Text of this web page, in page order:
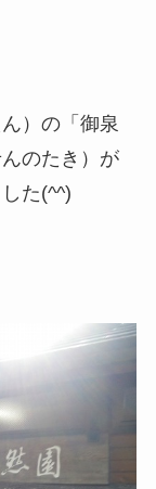
）の「御泉
のたき）が
た(^^)